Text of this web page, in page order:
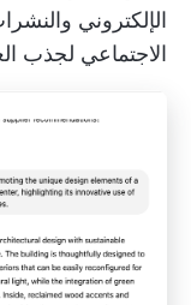
الإلكتروني
الاجتماعي لجذب